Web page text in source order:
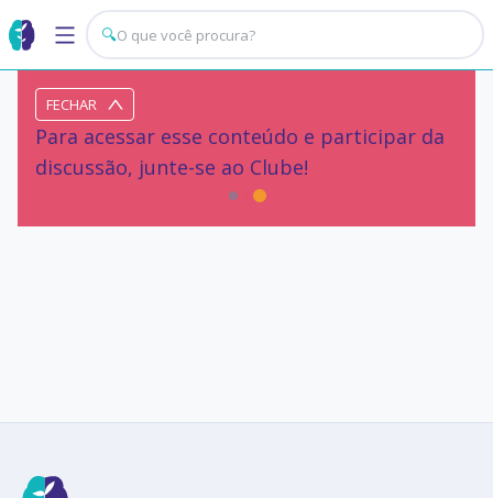
🔍
FECHAR
Para acessar esse conteúdo e participar da
discussão, junte-se ao Clube!